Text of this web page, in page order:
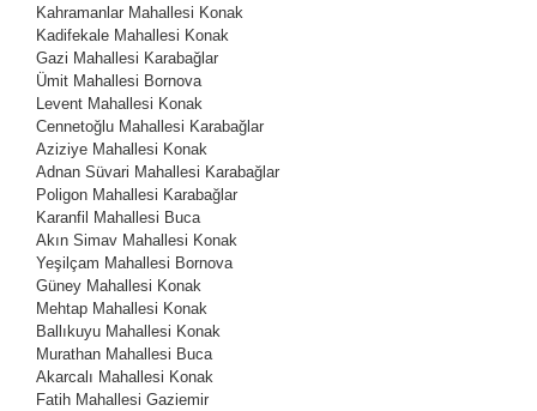
Kahramanlar Mahallesi Konak
Kadifekale Mahallesi Konak
Gazi Mahallesi Karabağlar
Ümit Mahallesi Bornova
Levent Mahallesi Konak
Cennetoğlu Mahallesi Karabağlar
Aziziye Mahallesi Konak
Adnan Süvari Mahallesi Karabağlar
Poligon Mahallesi Karabağlar
Karanfil Mahallesi Buca
Akın Simav Mahallesi Konak
Yeşilçam Mahallesi Bornova
Güney Mahallesi Konak
Mehtap Mahallesi Konak
Ballıkuyu Mahallesi Konak
Murathan Mahallesi Buca
Akarcalı Mahallesi Konak
Fatih Mahallesi Gaziemir